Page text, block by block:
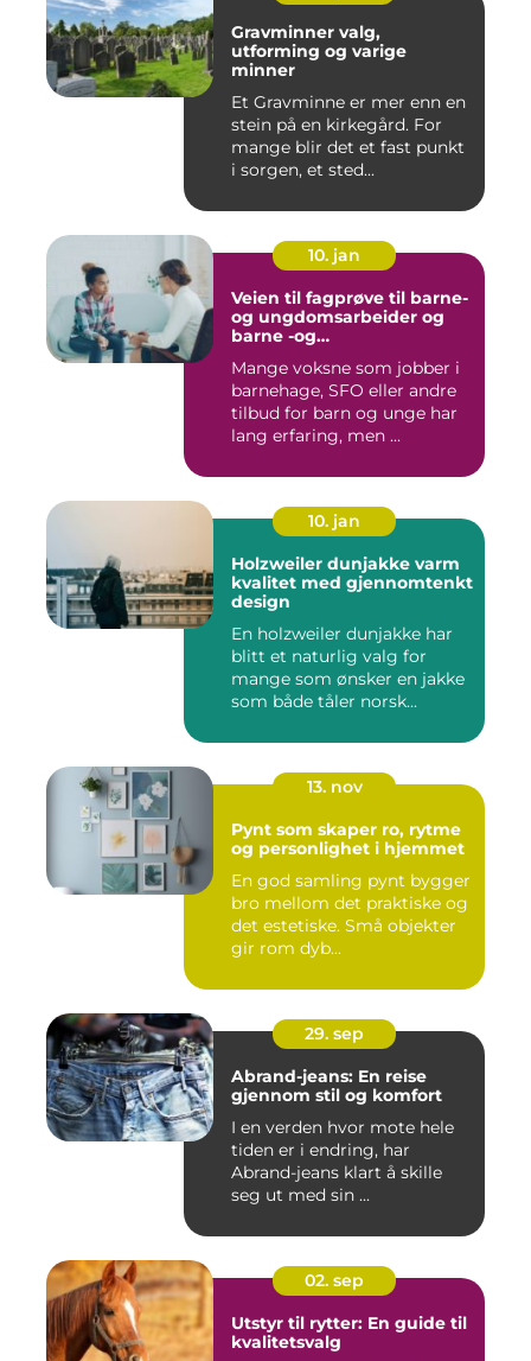
Gravminner valg,
utforming og varige
minner
Et Gravminne er mer enn en
stein på en kirkegård. For
mange blir det et fast punkt
i sorgen, et sted...
10. jan
Veien til fagprøve til barne-
og ungdomsarbeider og
barne -og
Mange voksne som jobber i
barnehage, SFO eller andre
tilbud for barn og unge har
lang erfaring, men ...
10. jan
Holzweiler dunjakke varm
kvalitet med gjennomtenkt
design
En holzweiler dunjakke har
blitt et naturlig valg for
mange som ønsker en jakke
som både tåler norsk...
13. nov
Pynt som skaper ro, rytme
og personlighet i hjemmet
En god samling pynt bygger
bro mellom det praktiske og
det estetiske. Små objekter
gir rom dyb...
29. sep
Abrand-jeans: En reise
gjennom stil og komfort
I en verden hvor mote hele
tiden er i endring, har
Abrand-jeans klart å skille
seg ut med sin ...
02. sep
Utstyr til rytter: En guide til
kvalitetsvalg